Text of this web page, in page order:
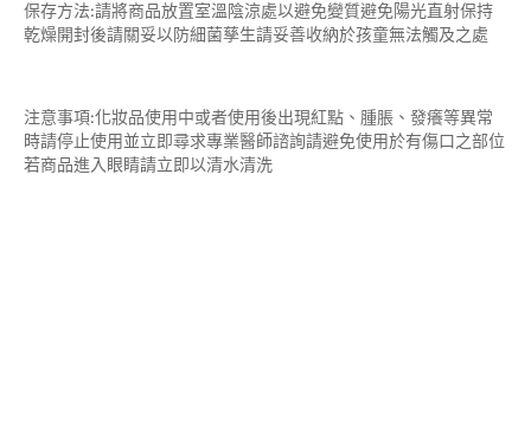
保存方法:請將商品放置室溫陰涼處以避免變質避免陽光直射保持
乾燥開封後請關妥以防細菌孳生請妥善收納於孩童無法觸及之處
注意事項:化妝品使用中或者使用後出現紅點、腫脹、發癢等異常
時請停止使用並立即尋求專業醫師諮詢請避免使用於有傷口之部位
若商品進入眼睛請立即以清水清洗